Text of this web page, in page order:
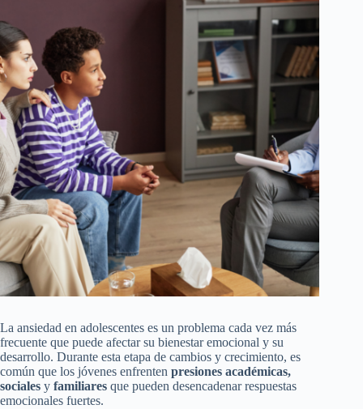
La ansiedad en adolescentes es un problema cada vez más
frecuente que puede afectar su bienestar emocional y su
desarrollo. Durante esta etapa de cambios y crecimiento, es
común que los jóvenes enfrenten presiones académicas,
sociales y familiares que pueden desencadenar respuestas
emocionales fuertes.